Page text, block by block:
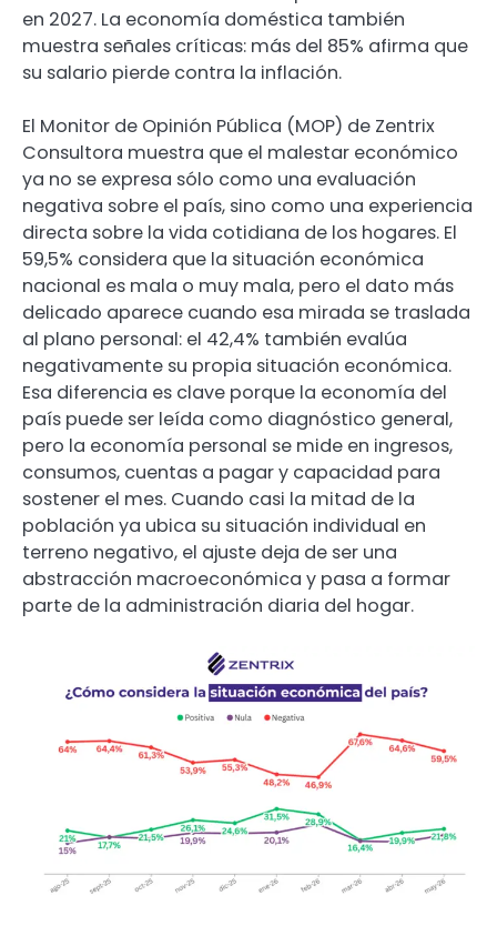
en 2027. La economía doméstica también
muestra señales críticas: más del 85% afirma que
su salario pierde contra la inflación.
El Monitor de Opinión Pública (MOP) de Zentrix
Consultora muestra que el malestar económico
ya no se expresa sólo como una evaluación
negativa sobre el país, sino como una experiencia
directa sobre la vida cotidiana de los hogares. El
59,5% considera que la situación económica
nacional es mala o muy mala, pero el dato más
delicado aparece cuando esa mirada se traslada
al plano personal: el 42,4% también evalúa
negativamente su propia situación económica.
Esa diferencia es clave porque la economía del
país puede ser leída como diagnóstico general,
pero la economía personal se mide en ingresos,
consumos, cuentas a pagar y capacidad para
sostener el mes. Cuando casi la mitad de la
población ya ubica su situación individual en
terreno negativo, el ajuste deja de ser una
abstracción macroeconómica y pasa a formar
parte de la administración diaria del hogar.